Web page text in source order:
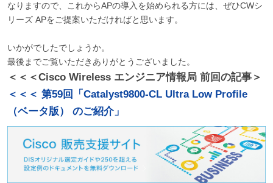
なりますので、これからAPの導入を始められる方には、ぜひCWシ
リーズ APをご提案いただければと思います。
いかがでしたでしょうか。
最後までご覧いただきありがとうございました。
＜＜＜Cisco Wireless エンジニア情報局 前回の記事＞
＜＜＜ 第59回「Catalyst9800-CL Ultra Low Profile
（ベータ版） のご紹介」